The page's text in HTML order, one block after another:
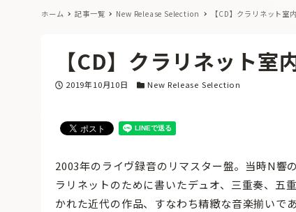
古楽と
現場
無料
あ
ホーム 記事一覧 New Release Selection 【CD】クラリネット室
【CD】クラリネット室
投稿日
2019年10月10日 カテゴリー
New Release Selection
2003年のライヴ録音のリマスター盤。当時N響
ラリネットのために書いたデュオ、三重奏、五
かれた近代の作品、すなわち精緻な音楽揃いで